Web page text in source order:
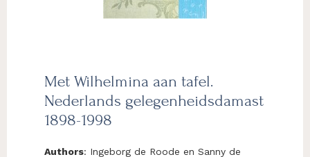
Met Wilhelmina aan tafel.
Nederlands gelegenheidsdamast
1898-1998
Authors: Ingeborg de Roode en Sanny de